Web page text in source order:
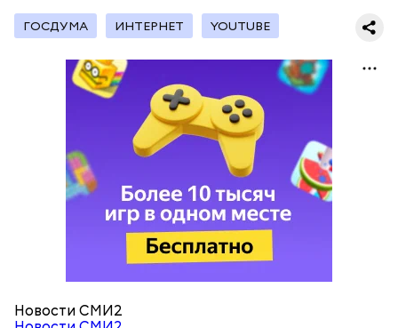
ГОСДУМА ИНТЕРНЕТ YOUTUBE
Новости СМИ2
кабачок;
петрушка;
оливковое масло;
лишним весом.